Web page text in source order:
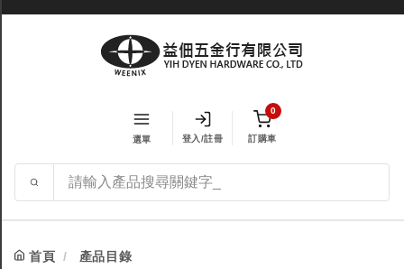
選單 登入/註冊
0
訂購車
首頁 產品目錄